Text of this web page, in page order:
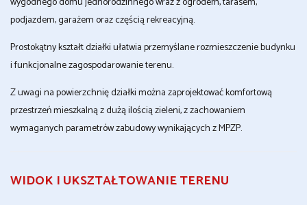
podjazdem, garażem oraz częścią rekreacyjną.
Prostokątny kształt działki ułatwia przemyślane rozmieszczenie budynku
i funkcjonalne zagospodarowanie terenu.
Z uwagi na powierzchnię działki można zaprojektować komfortową
przestrzeń mieszkalną z dużą ilością zieleni, z zachowaniem
wymaganych parametrów zabudowy wynikających z MPZP.
WIDOK I UKSZTAŁTOWANIE TERENU